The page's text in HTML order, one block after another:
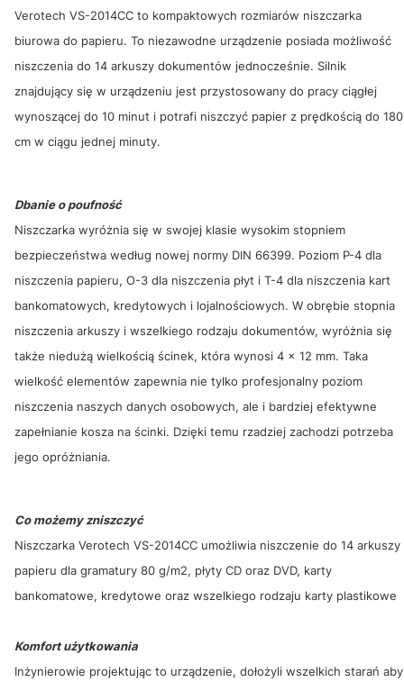
Verotech VS-2014CC to kompaktowych rozmiarów niszczarka
biurowa do papieru. To niezawodne urządzenie posiada możliwość
niszczenia do 14 arkuszy dokumentów jednocześnie. Silnik
znajdujący się w urządzeniu jest przystosowany do pracy ciągłej
wynoszącej do 10 minut i potrafi niszczyć papier z prędkością do 180
cm w ciągu jednej minuty.
Dbanie o poufność
Niszczarka wyróżnia się w swojej klasie wysokim stopniem
bezpieczeństwa według nowej normy DIN 66399. Poziom P-4 dla
niszczenia papieru, O-3 dla niszczenia płyt i T-4 dla niszczenia kart
bankomatowych, kredytowych i lojalnościowych. W obrębie stopnia
niszczenia arkuszy i wszelkiego rodzaju dokumentów, wyróżnia się
także niedużą wielkością ścinek, która wynosi 4 x 12 mm. Taka
wielkość elementów zapewnia nie tylko profesjonalny poziom
niszczenia naszych danych osobowych, ale i bardziej efektywne
zapełnianie kosza na ścinki. Dzięki temu rzadziej zachodzi potrzeba
jego opróżniania.
Co możemy zniszczyć
Niszczarka Verotech VS-2014CC umożliwia niszczenie do 14 arkuszy
papieru dla gramatury 80 g/m2, płyty CD oraz DVD, karty
bankomatowe, kredytowe oraz wszelkiego rodzaju karty plastikowe
Komfort użytkowania
Inżynierowie projektując to urządzenie, dołożyli wszelkich starań aby